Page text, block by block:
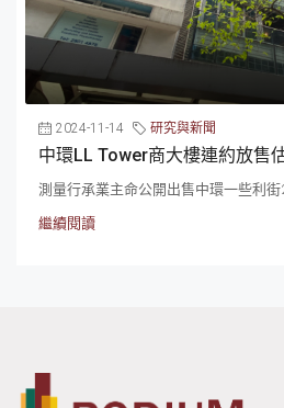
2024-11-14 研究與新聞
中環LL Tower商大樓連約放售
測量行承業主命公開出售中環一些利街2
繼續閱讀